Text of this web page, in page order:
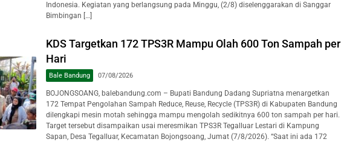
Indonesia. Kegiatan yang berlangsung pada Minggu, (2/8) diselenggarakan di Sanggar
Bimbingan […]
KDS Targetkan 172 TPS3R Mampu Olah 600 Ton Sampah per
Hari
Bale Bandung 07/08/2026
BOJONGSOANG, balebandung.com – Bupati Bandung Dadang Supriatna menargetkan
172 Tempat Pengolahan Sampah Reduce, Reuse, Recycle (TPS3R) di Kabupaten Bandung
dilengkapi mesin motah sehingga mampu mengolah sedikitnya 600 ton sampah per hari.
Target tersebut disampaikan usai meresmikan TPS3R Tegalluar Lestari di Kampung
Sapan, Desa Tegalluar, Kecamatan Bojongsoang, Jumat (7/8/2026). “Saat ini ada 172